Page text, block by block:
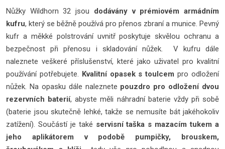
Nůžky Wildhorn 32 jsou dodávány v prémiovém armádním
kufru, který se běžně používá pro přenos zbraní a munice. Pevný
kufr a měkké polstrování uvnitř poskytuje skvělou ochranu a
bezpečnost při přenosu i skladování nůžek. V kufru dále
naleznete veškeré příslušenství, které jako uživatel pro kvalitní
používání potřebujete. Kvalitní opasek s toulcempro odložení
nůžek. Na opasku dále naleznete pouzdro pro odložení dvou
rezervních baterií, abyste měli náhradní baterie vždy při sobě
(baterie jsou skutečně lehké, takže se nemusíte bát jakéhokoliv
zatížení). Součástí je také servisní taška s mazacím tukem a
jeho aplikátorem v podobě pumpičky, brouskem,